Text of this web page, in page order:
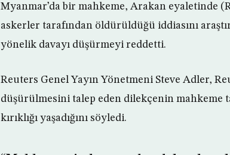
Myanmar’da bir mahkeme, Arakan eyaletinde
askerler tarafından öldürüldüğü iddiasını
yönelik davayı düşürmeyi reddetti.
Reuters Genel Yayın Yönetmeni Steve Adler,
düşürülmesini talep eden dilekçenin mahkeme
kırıklığı yaşadığını söyledi.